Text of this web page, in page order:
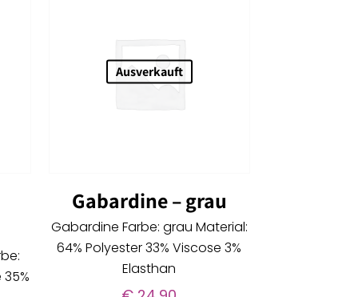
Ausverkauft
Gabardine – grau
Gabardine Farbe: grau Material:
64% Polyester 33% Viscose 3%
Elasthan